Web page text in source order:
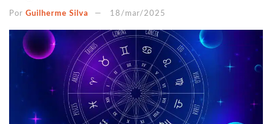
Por Guilherme Silva 18/mar/2025